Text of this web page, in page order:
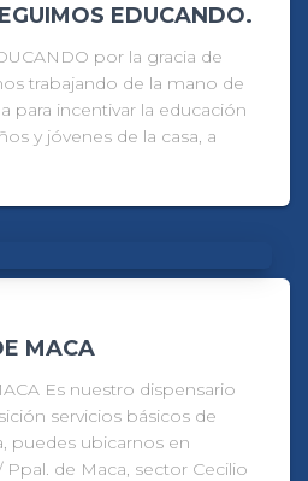
EDUCANDO.
por la gracia de
trabajando de la mano de
para incentivar la educación
y jóvenes de la casa, a
MACA
Es nuestro dispensario
servicios básicos de
puedes ubicarnos en
Ppal. de Maca, sector Cecilio